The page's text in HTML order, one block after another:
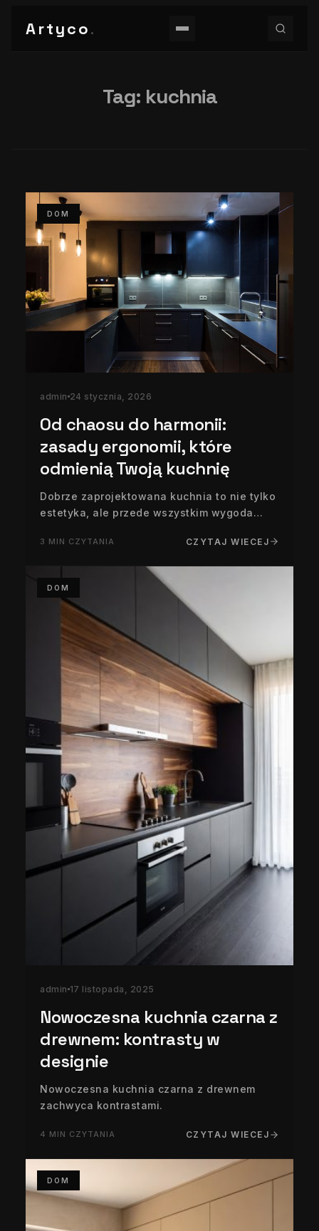
Artyco.
Tag: kuchnia
DOM
admin 24 stycznia, 2026
Od chaosu do harmonii:
zasady ergonomii, które
odmienią Twoją kuchnię
Dobrze zaprojektowana kuchnia to nie tylko
estetyka, ale przede wszystkim wygoda
sprawia, że gotowanie, sprzątanie i
i mniej męczące. Nawet piękna kuchnia…
3 MIN CZYTANIA CZYTAJ WIECEJ
DOM
admin 17 listopada, 2025
Nowoczesna kuchnia czarna z
drewnem: kontrasty w
designie
Nowoczesna kuchnia czarna z drewnem
zachwyca kontrastami.
4 MIN CZYTANIA CZYTAJ WIECEJ
DOM